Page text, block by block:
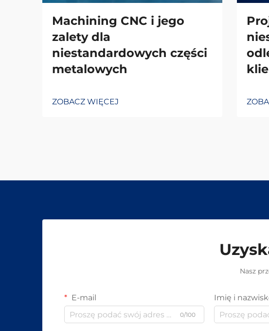
Machining CNC i jego
zalety dla
niestandardowych części
metalowych
ZOBACZ WIĘCEJ
Nasz
E-mail
0/100
Imię i